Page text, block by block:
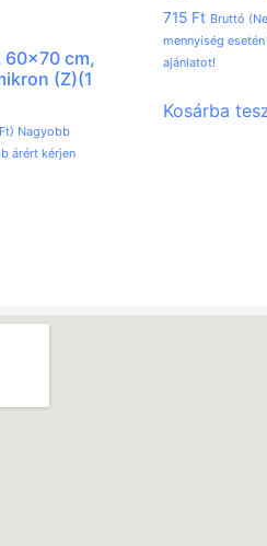
60×70 cm,
(Z)(1
Ft) Nagyobb
árért kérjen
715 Ft Bruttó
mennyiség
ajánlatot!
Kosárba